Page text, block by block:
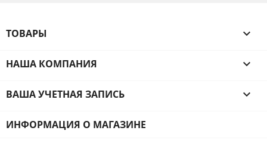
ТОВАРЫ 
НАША КОМПАНИЯ 
ВАША УЧЕТНАЯ ЗАПИСЬ 
ИНФОРМАЦИЯ О МАГАЗИНЕ